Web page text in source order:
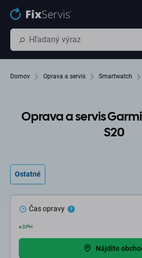
Preskočiť na hlavný obsah
Domov Oprava a servis Smartwatch
Oprava a servis
S20
Ostatné
Čas opravy
s DPH
Nájdite